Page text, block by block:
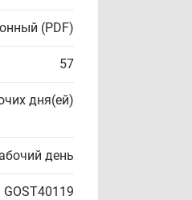
(PDF)
57
дня(ей)
день
GOST40119